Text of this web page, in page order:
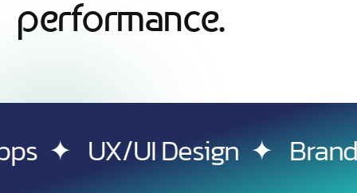
performance.
✦ Branding & identité